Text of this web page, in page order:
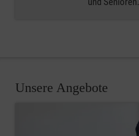
Unsere Angebote